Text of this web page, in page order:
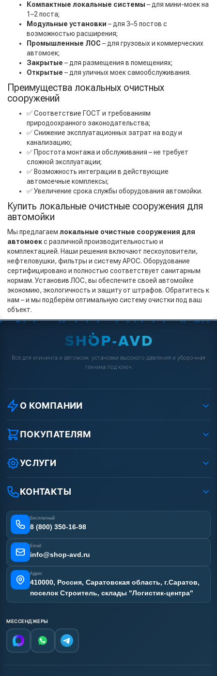
Компактные локальные системы – для мини-моек на
1–2 поста;
Модульные установки – для 3–5 постов с
возможностью расширения;
Промышленные ЛОС – для грузовых и коммерческих
автомоек;
Закрытые – для размещения в помещениях;
Открытые – для уличных моек самообслуживания.
Преимущества локальных очистных
сооружений
✅ Соответствие ГОСТ и требованиям
природоохранного законодательства;
✅ Снижение эксплуатационных затрат на воду и
канализацию;
✅ Простота монтажа и обслуживания – не требует
сложной эксплуатации;
✅ Возможность интеграции в действующие
автомоечные комплексы;
✅ Увеличение срока службы оборудования автомойки.
Купить локальные очистные сооружения для
автомойки
Мы предлагаем локальные очистные сооружения для
автомоекс различной производительностью и
комплектацией. Наши решения включают пескоуловители,
нефтеловушки, фильтры и систему АРОС. Оборудование
сертифицировано и полностью соответствует санитарным
нормам. Установив ЛОС, вы обеспечите своей автомойке
экономию, экологичность и защиту от штрафов. Обратитесь к
нам – и мы подберём оптимальную систему очистки под ваш
объект.
Всё для клининга и автомоек: установки высокого давления и уборочная
техника под ключ.
О КОМПАНИИ
О компании
Реквизиты ООО «Шоп АВД»
Защита данных клиента
Условия соглашения
Вакансии
Статьи
ПОКУПАТЕЛЯМ
Как заказать?
Оплата
Доставка
Лизинг
Получить скидку
УСЛУГИ
Ремонт АВД
Сертификаты
Наши работы
Отзывы наших клиентов
Карта сайта
КОНТАКТЫ
Бесплатный
8 (800) 350-16-98
Email
info@shop-avd.ru
Адрес
410000, Россия, Саратовская область, г.Саратов,
поселок Строитель, склады "Логистик-центра"
МЕССЕНДЖЕРЫ